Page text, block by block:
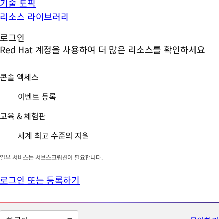
기술 토픽
리소스 라이브러리
로그인
Red Hat 계정을 사용하여 더 많은 리소스를 확인하세요
콘솔 액세스
이벤트 등록
교육 & 체험판
세계 최고 수준의 지원
일부 서비스는 서브스크립션이 필요합니다.
로그인 또는 등록하기